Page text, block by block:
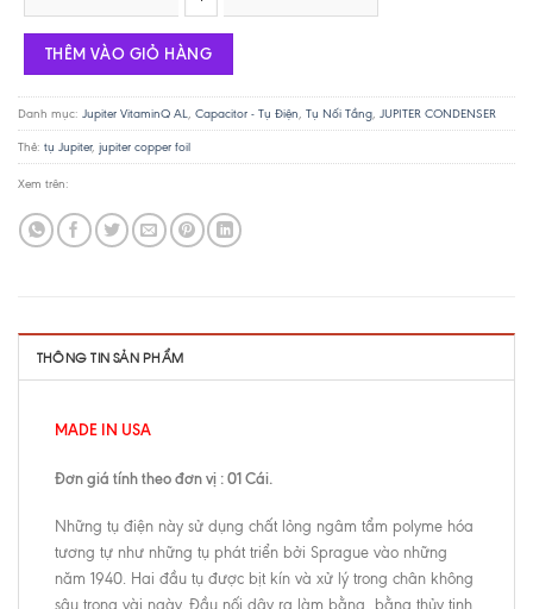
THÊM VÀO GIỎ HÀNG
Danh mục: Jupiter VitaminQ AL, Capacitor - Tụ Điện, Tụ Nối Tầng, JUPITER CONDENSER
Thẻ: tụ Jupiter, jupiter copper foil
Xem trên:
THÔNG TIN SẢN PHẨM
MADE IN USA
Đơn giá tính theo đơn vị : 01 Cái.
Những tụ điện này sử dụng chất lỏng ngâm tẩm polyme hóa
tương tự như những tụ phát triển bởi Sprague vào những
năm 1940. Hai đầu tụ được bịt kín và xử lý trong chân không
sâu trong vài ngày. Đầu nối dây ra làm bằng bằng thủy tinh